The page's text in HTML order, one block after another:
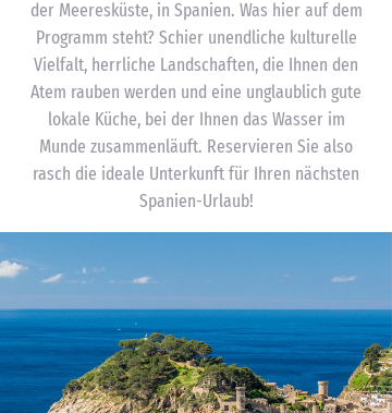
der Meeresküste, in Spanien. Was hier auf dem
Programm steht? Schier unendliche kulturelle
Vielfalt, herrliche Landschaften, die Ihnen den
Atem rauben werden und eine unglaublich gute
lokale Küche, bei der Ihnen das Wasser im
Munde zusammenläuft. Reservieren Sie also
rasch die ideale Unterkunft für Ihren nächsten
Spanien-Urlaub!